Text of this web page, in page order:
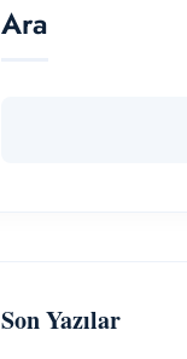
Ara
Son Yazılar